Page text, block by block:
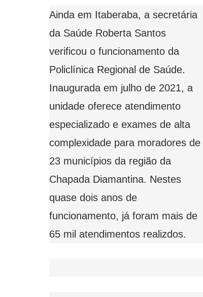
Ainda em Itaberaba, a secretária
da Saúde Roberta Santos
verificou o funcionamento da
Policlínica Regional de Saúde.
Inaugurada em julho de 2021, a
unidade oferece atendimento
especializado e exames de alta
complexidade para moradores de
23 municípios da região da
Chapada Diamantina. Nestes
quase dois anos de
funcionamento, já foram mais de
65 mil atendimentos realizdos.